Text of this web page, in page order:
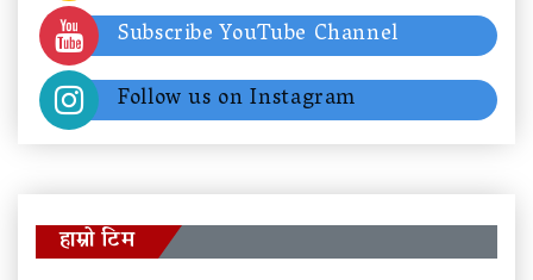
Subscribe YouTube Channel
Follow us on Instagram
हाम्रो टिम